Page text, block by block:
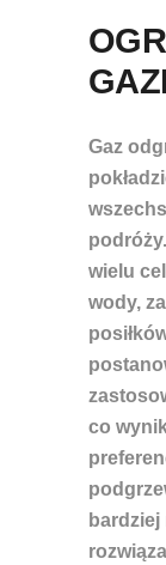
Gaz
wielu
wody,
co